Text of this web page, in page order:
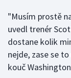
Rychlobruslení
Rychlostní
Short track
"Musím prostě
uvedl trenér
dostane kolik
nejde, zase se
kouč